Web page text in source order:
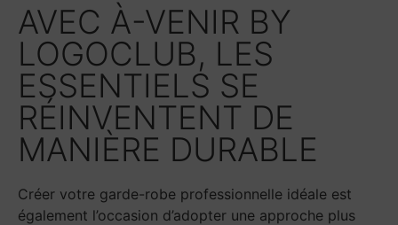
AVEC À-VENIR BY
LOGOCLUB, LES
ESSENTIELS SE
RÉINVENTENT DE
MANIÈRE DURABLE
Créer votre garde-robe professionnelle idéale est
également l’occasion d’adopter une approche plus